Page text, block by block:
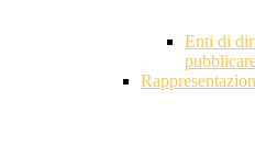
Enti di